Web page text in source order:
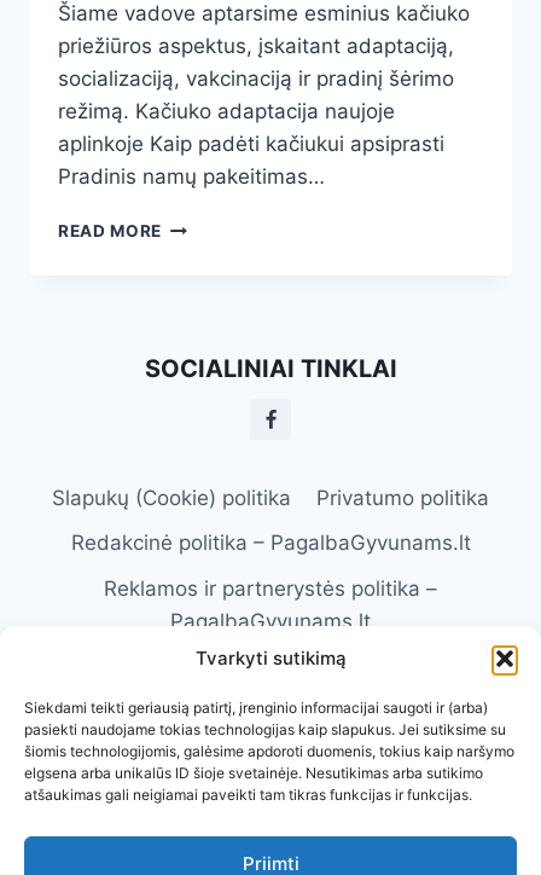
Tvarkyti sutikimą
Siekdami teikti geriausią patirtį, įrenginio informacijai saugoti ir (arba)
pasiekti naudojame tokias technologijas kaip slapukus. Jei sutiksime su
šiomis technologijomis, galėsime apdoroti duomenis, tokius kaip naršymo
elgsena arba unikalūs ID šioje svetainėje. Nesutikimas arba sutikimo
atšaukimas gali neigiamai paveikti tam tikras funkcijas ir funkcijas.
Priimti
Šiame vadove aptarsime esminius kačiuko
priežiūros aspektus, įskaitant adaptaciją,
socializaciją, vakcinaciją ir pradinį šėrimo
režimą. Kačiuko adaptacija naujoje
aplinkoje Kaip padėti kačiukui apsiprasti
Pradinis namų pakeitimas…
READ MORE KAIP
JŲ
SOCIALINIAI TINKLAI
Slapukų (Cookie) politika
Privatumo politika
Redakcinė politika – PagalbaGyvunams.lt
Reklamos ir partnerystės politika –
PagalbaGyvunams.lt
Atsakomybės apribojimas –
PagalbaGyvunams.lt
Naudojimosi taisyklės – PagalbaGyvunams.lt
Kontaktai
Apie Mus